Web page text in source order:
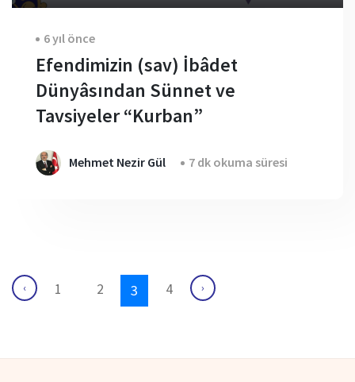
6 yıl önce
Efendimizin (sav) İbâdet
Dünyâsından Sünnet ve
Tavsiyeler “Kurban”
Mehmet Nezir Gül 7 dk okuma süresi
‹ 1 2 3 4 ›